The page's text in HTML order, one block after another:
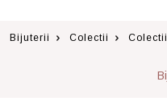
Bijuterii Colectii